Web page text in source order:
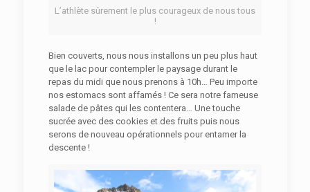
L’athlète sûrement le plus courageux de nous tous
!
Bien couverts, nous nous installons un peu plus haut
que le lac pour contempler le paysage durant le
repas du midi que nous prenons à 10h… Peu importe
nos estomacs sont affamés ! Ce sera notre fameuse
salade de pâtes qui les contentera… Une touche
sucrée avec des cookies et des fruits puis nous
serons de nouveau opérationnels pour entamer la
descente !